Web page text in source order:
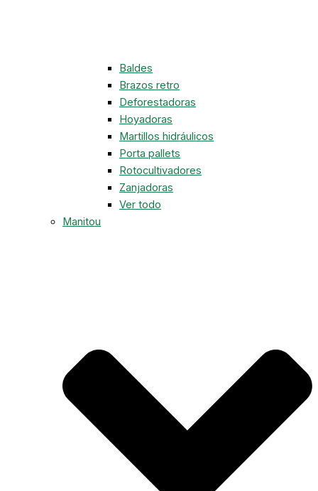
Baldes
Brazos retro
Deforestadoras
Hoyadoras
Martillos hidráulicos
Porta pallets
Rotocultivadores
Zanjadoras
Ver todo
Manitou